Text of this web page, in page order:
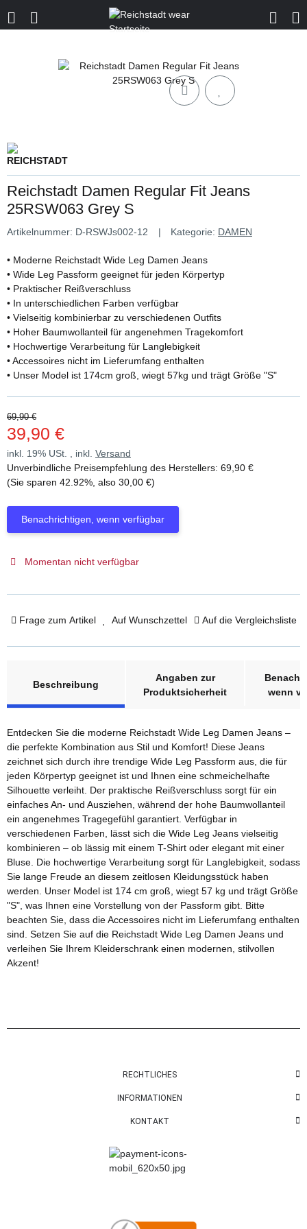
Reichstadt Damen Regular Fit Jeans
25RSW063 Grey S
Artikelnummer: D-RSWJs002-12 Kategorie: DAMEN
• Moderne Reichstadt Wide Leg Damen Jeans
• Wide Leg Passform geeignet für jeden Körpertyp
• Praktischer Reißverschluss
• In unterschiedlichen Farben verfügbar
• Vielseitig kombinierbar zu verschiedenen Outfits
• Hoher Baumwollanteil für angenehmen Tragekomfort
• Hochwertige Verarbeitung für Langlebigkeit
• Accessoires nicht im Lieferumfang enthalten
• Unser Model ist 174cm groß, wiegt 57kg und trägt Größe "S"
69,90 €
39,90 €
inkl. 19% USt. , inkl. Versand
Unverbindliche Preisempfehlung des Herstellers: 69,90 €
(Sie sparen 42.92% , also 30,00 €)
Benachrichtigen, wenn verfügbar
Momentan nicht verfügbar
Frage zum Artikel Auf Wunschzettel Auf die Vergleichsliste
Beschreibung
Angaben zur
Produktsicherheit
wenn
Entdecken Sie die moderne Reichstadt Wide Leg Damen Jeans –
die perfekte Kombination aus Stil und Komfort! Diese Jeans
zeichnet sich durch ihre trendige Wide Leg Passform aus, die für
jeden Körpertyp geeignet ist und Ihnen eine schmeichelhafte
Silhouette verleiht. Der praktische Reißverschluss sorgt für ein
einfaches An- und Ausziehen, während der hohe Baumwollanteil
ein angenehmes Tragegefühl garantiert. Verfügbar in
verschiedenen Farben, lässt sich die Wide Leg Jeans vielseitig
kombinieren – ob lässig mit einem T-Shirt oder elegant mit einer
Bluse. Die hochwertige Verarbeitung sorgt für Langlebigkeit, sodass
Sie lange Freude an diesem zeitlosen Kleidungsstück haben
werden. Unser Model ist 174 cm groß, wiegt 57 kg und trägt Größe
"S", was Ihnen eine Vorstellung von der Passform gibt. Bitte
beachten Sie, dass die Accessoires nicht im Lieferumfang enthalten
sind. Setzen Sie auf die Reichstadt Wide Leg Damen Jeans und
verleihen Sie Ihrem Kleiderschrank einen modernen, stilvollen
Akzent!
RECHTLICHES
INFORMATIONEN
KONTAKT